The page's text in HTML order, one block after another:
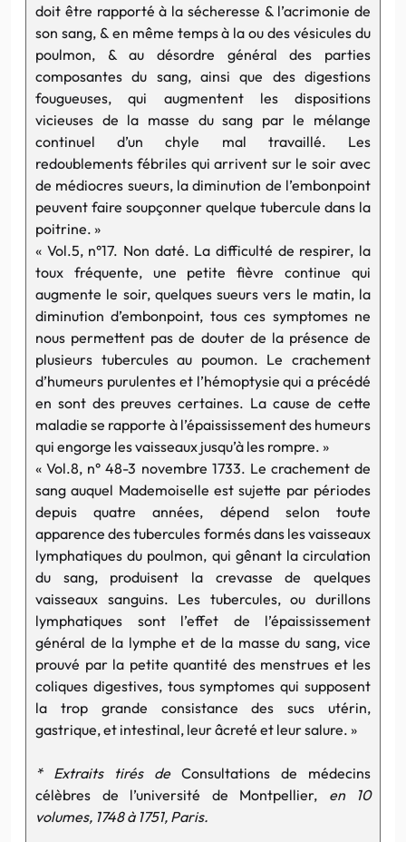
doit être rapporté à la sécheresse & l’acrimonie de
son sang, & en même temps à la ou des vésicules du
poulmon, & au désordre général des parties
composantes du sang, ainsi que des digestions
fougueuses, qui augmentent les dispositions
vicieuses de la masse du sang par le mélange
continuel d’un chyle mal travaillé. Les
redoublements fébriles qui arrivent sur le soir avec
de médiocres sueurs, la diminution de l’embonpoint
peuvent faire soupçonner quelque tubercule dans la
poitrine. »
« Vol.5, n°17. Non daté. La difficulté de respirer, la
toux fréquente, une petite fièvre continue qui
augmente le soir, quelques sueurs vers le matin, la
diminution d’embonpoint, tous ces symptomes ne
nous permettent pas de douter de la présence de
plusieurs tubercules au poumon. Le crachement
d’humeurs purulentes et l’hémoptysie qui a précédé
en sont des preuves certaines. La cause de cette
maladie se rapporte à l’épaississement des humeurs
qui engorge les vaisseaux jusqu’à les rompre. »
« Vol.8, n° 48-3 novembre 1733. Le crachement de
sang auquel Mademoiselle est sujette par périodes
depuis quatre années, dépend selon toute
apparence des tubercules formés dans les vaisseaux
lymphatiques du poulmon, qui gênant la circulation
du sang, produisent la crevasse de quelques
vaisseaux sanguins. Les tubercules, ou durillons
lymphatiques sont l’effet de l’épaississement
général de la lymphe et de la masse du sang, vice
prouvé par la petite quantité des menstrues et les
coliques digestives, tous symptomes qui supposent
la trop grande consistance des sucs utérin,
gastrique, et intestinal, leur âcreté et leur salure. »
* Extraits tirés de Consultations de médecins
célèbres de l’université de Montpellier, en 10
volumes, 1748 à 1751, Paris.